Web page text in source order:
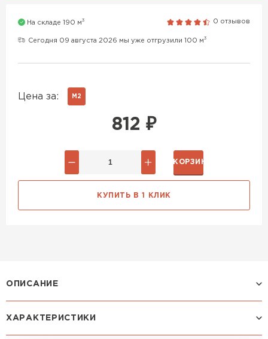
На складе 190 м3 0 отзывов
Сегодня 09 августа 2026 мы уже отгрузили 100 м3
Цена за: М2
812 ₽
В КОРЗИНУ
КУПИТЬ В 1 КЛИК
ОПИСАНИЕ
Профиль ЛАМОНТЕРРА:
ХАРАКТЕРИСТИКИ